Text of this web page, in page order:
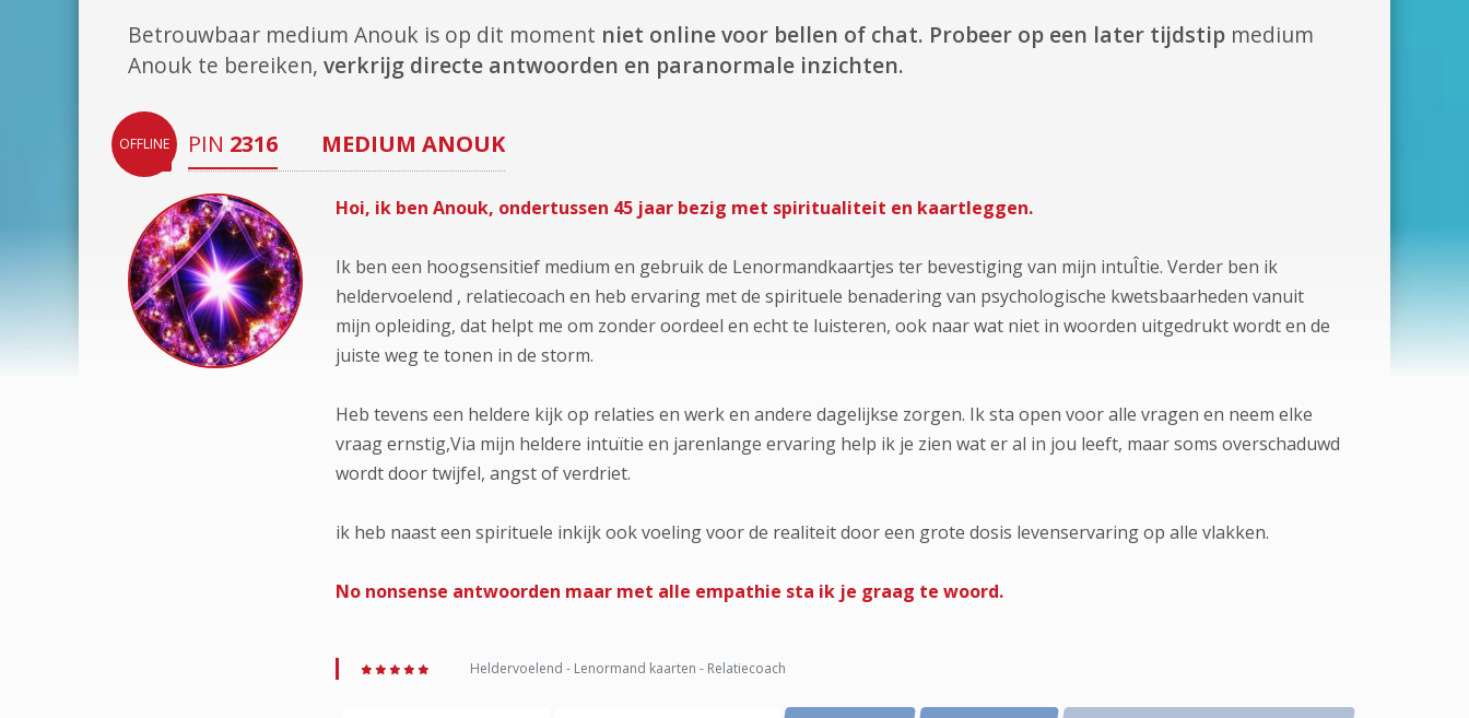
Betrouwbaar medium Anouk is op dit moment niet online voor bellen of chat. Probeer op een later tijdstip medium
Anouk te bereiken, verkrijg directe antwoorden en paranormale inzichten.
OFFLINE PIN 2316 MEDIUM ANOUK
Hoi, ik ben Anouk, ondertussen 45 jaar bezig met spiritualiteit en kaartleggen.
Ik ben een hoogsensitief medium en gebruik de Lenormandkaartjes ter bevestiging van mijn intuÎtie. Verder ben ik
heldervoelend , relatiecoach en heb ervaring met de spirituele benadering van psychologische kwetsbaarheden vanuit
mijn opleiding, dat helpt me om zonder oordeel en echt te luisteren, ook naar wat niet in woorden uitgedrukt wordt en de
juiste weg te tonen in de storm.
Heb tevens een heldere kijk op relaties en werk en andere dagelijkse zorgen. Ik sta open voor alle vragen en neem elke
vraag ernstig,Via mijn heldere intuïtie en jarenlange ervaring help ik je zien wat er al in jou leeft, maar soms overschaduwd
wordt door twijfel, angst of verdriet.
ik heb naast een spirituele inkijk ook voeling voor de realiteit door een grote dosis levenservaring op alle vlakken.
No nonsense antwoorden maar met alle empathie sta ik je graag te woord.
Heldervoelend - Lenormand kaarten - Relatiecoach